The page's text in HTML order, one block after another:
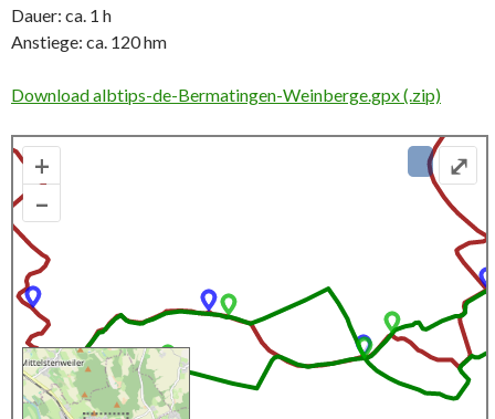
Dauer: ca. 1 h
Anstiege: ca. 120 hm
Download albtips-de-Bermatingen-Weinberge.gpx (.zip)
+
–
⤢